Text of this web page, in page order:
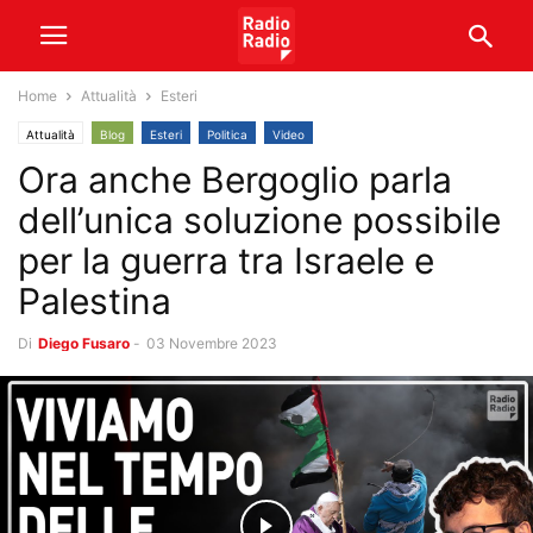
Home Attualità Esteri
Attualità Blog Esteri Politica Video
Ora anche Bergoglio parla
dell’unica soluzione possibile
per la guerra tra Israele e
Palestina
Di Diego Fusaro - 03 Novembre 2023